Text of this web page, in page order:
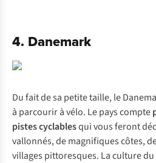
4. Danemark
Du fait de sa petite taille, le
à parcourir à vélo. Le pays compte
pistes cyclablesqui vous feront
vallonnés, de magnifiques côtes,
villages pittoresques. La culture du